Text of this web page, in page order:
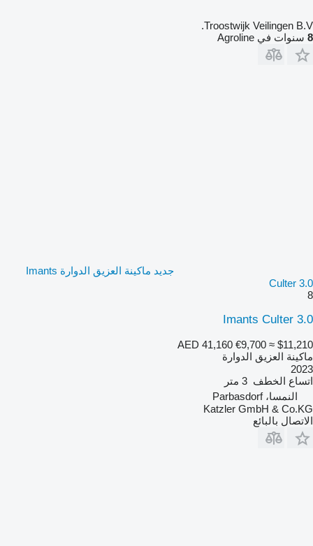
Troostwijk Veilingen B.V.
8 سنوات في Agroline
جديد ماكينة العزيق الدوارة Imants
Culter 3.0
8
Imants Culter 3.0
AED 41,160 €9,700 ≈ $11,210
ماكينة العزيق الدوارة
2023
اتساع الخطف 3 متر
النمسا، Parbasdorf
Katzler GmbH & Co.KG
الاتصال بالبائع